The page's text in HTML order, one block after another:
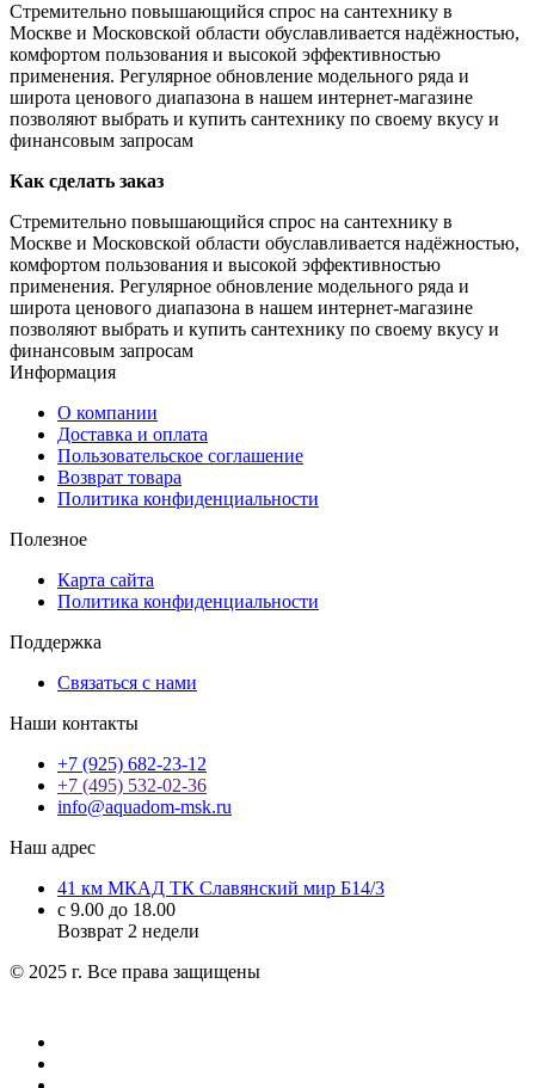
Стремительно повышающийся спрос на сантехнику в
Москве и Московской области обуславливается надёжностью,
комфортом пользования и высокой эффективностью
применения. Регулярное обновление модельного ряда и
широта ценового диапазона в нашем интернет-магазине
позволяют выбрать и купить сантехнику по своему вкусу и
финансовым запросам
Как сделать заказ
Стремительно повышающийся спрос на сантехнику в
Москве и Московской области обуславливается надёжностью,
комфортом пользования и высокой эффективностью
применения. Регулярное обновление модельного ряда и
широта ценового диапазона в нашем интернет-магазине
позволяют выбрать и купить сантехнику по своему вкусу и
финансовым запросам
Информация
О компании
Доставка и оплата
Пользовательское соглашение
Возврат товара
Политика конфиденциальности
Полезное
Карта сайта
Политика конфиденциальности
Поддержка
Связаться с нами
Наши контакты
+7 (925) 682-23-12
+7 (495) 532-02-36
info@aquadom-msk.ru
Наш адрес
41 км МКАД ТК Славянский мир Б14/3
с 9.00 до 18.00
Возврат 2 недели
© 2025 г. Все права защищены